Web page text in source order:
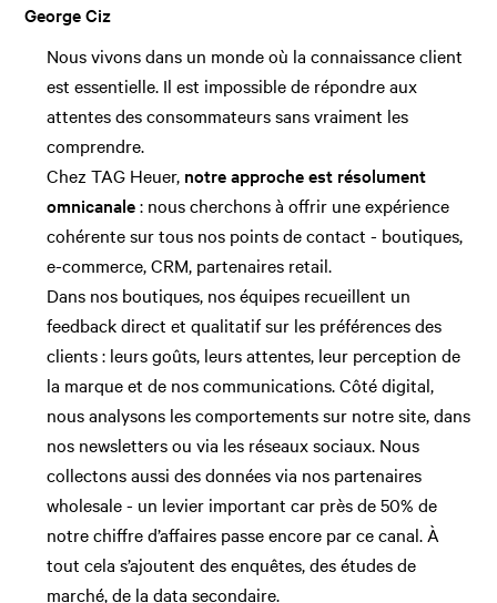
George Ciz
Nous vivons dans un monde où la connaissance client
est essentielle. Il est impossible de répondre aux
attentes des consommateurs sans vraiment les
comprendre.
Chez TAG Heuer, notre approche est résolument
omnicanale: nous cherchons à offrir une expérience
cohérente sur tous nos points de contact - boutiques,
e-commerce, CRM, partenaires retail.
Dans nos boutiques, nos équipes recueillent un
feedback direct et qualitatif sur les préférences des
clients : leurs goûts, leurs attentes, leur perception de
la marque et de nos communications. Côté digital,
nous analysons les comportements sur notre site, dans
nos newsletters ou via les réseaux sociaux. Nous
collectons aussi des données via nos partenaires
wholesale - un levier important car près de 50% de
notre chiffre d’affaires passe encore par ce canal. À
tout cela s’ajoutent des enquêtes, des études de
marché, de la data secondaire.